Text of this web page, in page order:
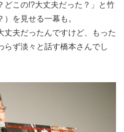
どこの!?大丈夫だった？」と竹
を見せる一幕も。
丈夫だったんですけど、もった
ず淡々と話す橋本さんでし